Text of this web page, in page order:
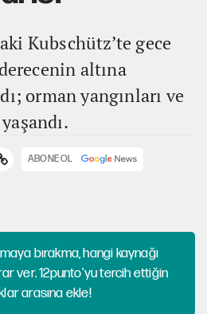
Kubschütz’te gece
altına
orman yangınları ve
ABONE OL
bırakma, hangi kaynağı
ver. 12punto'yu tercih ettiğin
arasına ekle!